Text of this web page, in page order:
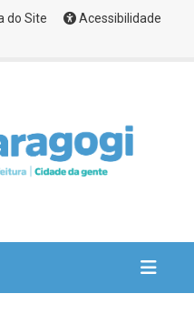
do Site
Acessibilidade